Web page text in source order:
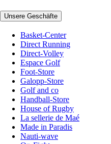
Unsere Geschäfte
Basket-Center
Direct Running
Direct-Volley
Espace Golf
Foot-Store
Galopp-Store
Golf and co
Handball-Store
House of Rugby
La sellerie de Maé
Made in Paradis
Nauti-wave